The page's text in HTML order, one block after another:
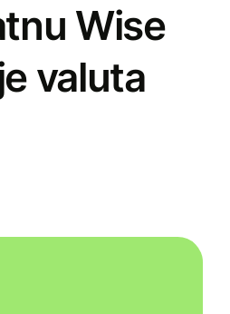
Wise
valuta